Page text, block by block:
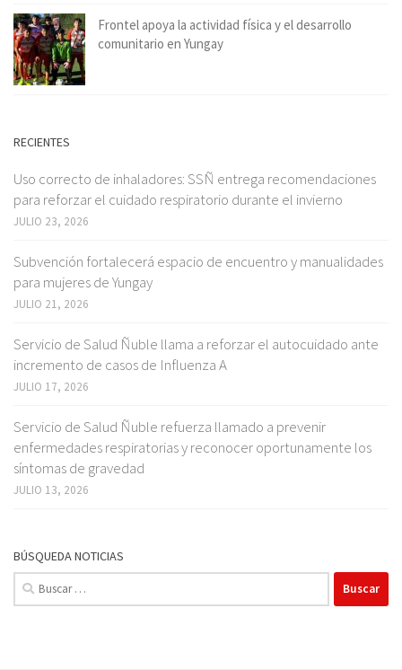
Frontel apoya la actividad física y el desarrollo
comunitario en Yungay
RECIENTES
Uso correcto de inhaladores: SSÑ entrega recomendaciones
para reforzar el cuidado respiratorio durante el invierno
JULIO 23, 2026
Subvención fortalecerá espacio de encuentro y manualidades
para mujeres de Yungay
JULIO 21, 2026
Servicio de Salud Ñuble llama a reforzar el autocuidado ante
incremento de casos de Influenza A
JULIO 17, 2026
Servicio de Salud Ñuble refuerza llamado a prevenir
enfermedades respiratorias y reconocer oportunamente los
síntomas de gravedad
JULIO 13, 2026
BÚSQUEDA NOTICIAS
Buscar: